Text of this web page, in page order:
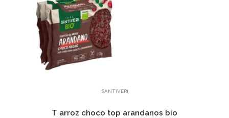
SANTIVERI
T arroz choco top arandanos bio